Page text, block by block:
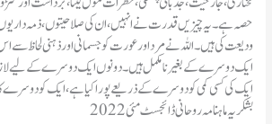
حصہ ہے۔ یہ چیزیں قدرت نے انہیں، ان کی صلاحیتوں ، ذمہ
ودیعت کی ہیں۔ اللہ نے مرد اور عورت کو جسمانی اور ذہنی لحاظ
ایک دوسرے کے بغیر نامکمل ہیں ۔ دونوں ایک دوسرے کے لیے
ایک کی کسی کمی کو دوسرے کے ذریعے پورا کیا ہے، ایک کو دوسرے
بشکریہ ماہنامہ روحانی ڈائجسٹ مئی 2022